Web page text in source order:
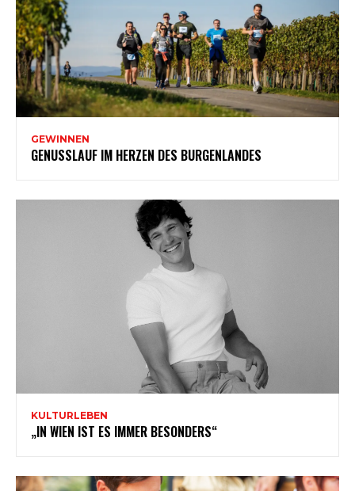
GEWINNEN
GENUSSLAUF IM HERZEN DES BURGENLANDES
KULTURLEBEN
„IN WIEN IST ES IMMER BESONDERS“